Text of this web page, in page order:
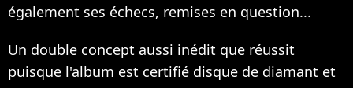
également ses échecs, remises en question...
Un double concept aussi inédit que réussit
puisque l'album est certifié disque de diamant et